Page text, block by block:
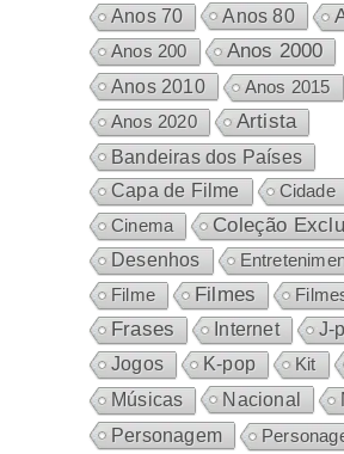
Anos 70
Anos 80
Anos 200 Anos 2000
Anos 2010 Anos 2015
Anos 2020 Artista
Bandeiras dos Países
Capa de Filme
Cidade
Cinema
Coleção
Desenhos
Filme
Filmes
Frases Internet
J-
Jogos
K-pop Kit
Músicas Nacional
Personagem